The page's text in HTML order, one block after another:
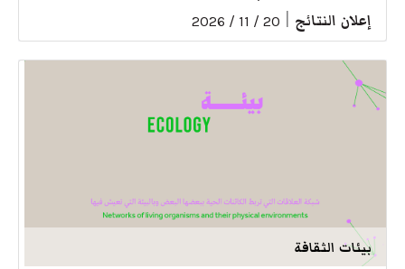
إعلان النتائج 20 / 11 / 2026
بيئات الثقافة